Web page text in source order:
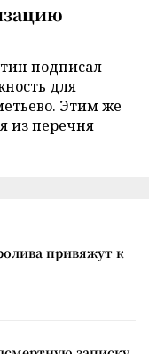
подписал
для
Этим же
из перечня
привяжут к